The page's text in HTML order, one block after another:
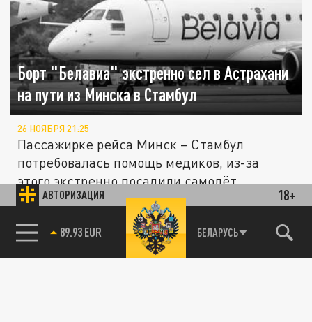
АВТОРИЗАЦИЯ 18+
85.64 BRENT БЕЛАРУСЬ
Борт "Белавиа" экстренно сел в Астрахани
на пути из Минска в Стамбул
26 НОЯБРЯ 21:25
Пассажирке рейса Минск – Стамбул
потребовалась помощь медиков, из-за
этого экстренно посадили самолёт
ЭКОНОМИКА